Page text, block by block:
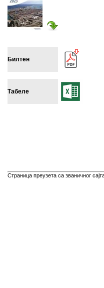
Билтен
Табеле
Страница преузета са званичног